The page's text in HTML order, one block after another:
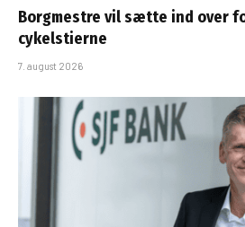
Borgmestre vil sætte ind over
cykelstierne
7. august 2026